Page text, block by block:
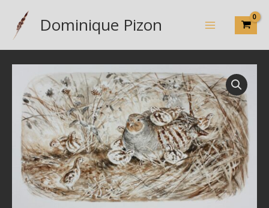
contenu
Dominique Pizon